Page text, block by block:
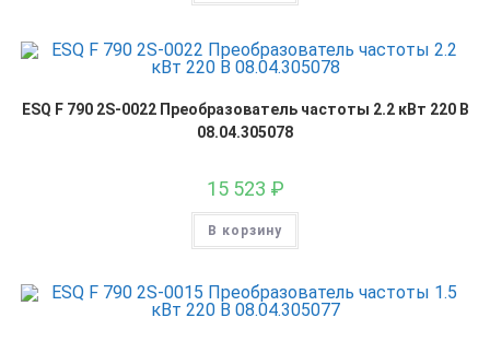
ESQ F 790 2S-0022 Преобразователь частоты 2.2 кВт 220 В
08.04.305078
15 523 ₽
В корзину